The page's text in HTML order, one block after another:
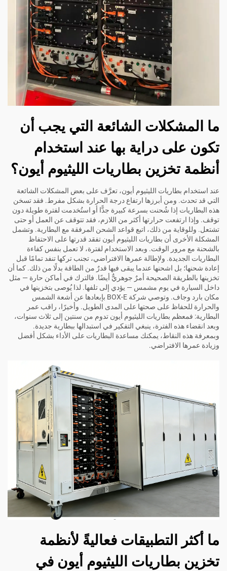
ما المشكلات الشائعة التي يجب أن
تكون على دراية بها عند استخدام
أنظمة تخزين بطاريات الليثيوم أيون؟
عند استخدام بطاريات الليثيوم أيون، تعرَّف على بعض المشكلات الشائعة
التي قد تحدث. ومن أبرزها ارتفاع درجة الحرارة بشكل مفرط. فقد تسخن
هذه البطاريات إذا شُحنت بسرعة كبيرة جدًّا أو استُخدمت لفترة طويلة دون
توقف. وإذا ارتفعت حرارتها أكثر من اللازم، فقد تتوقف عن العمل أو حتى
تشتعل. وللوقاية من ذلك، اتبع قواعد الشحن المرفقة مع البطارية. وتشمل
المشكلة الأخرى أن بطاريات الليثيوم أيون تفقد قدرتها على الاحتفاظ
بالشحنة مع مرور الوقت. وبعد الاستخدام لفترة، لا تعمل بنفس كفاءة
البطاريات الجديدة. ولإطالة عمرها الافتراضي، تجنب تركها تنفد تمامًا قبل
إعادة شحنها؛ بل اشحنها عندما يبقى فيها قدرٌ من الطاقة بدلًا من ذلك. كما أن
تخزينها بالطريقة الصحيحة أمرٌ جوهريٌّ أيضًا. فالترك في أماكن حارة — مثل
داخل السيارة في يوم مشمس — يؤدي إلى تلفها. لذا يُوصى بتخزينها في
مكان بارد وجاف. وتوصي شركة BOX-E بإبعادها عن أشعة الشمس
والحرارة للحفاظ على صحتها على المدى الطويل. وأخيرًا، راقب عمر
البطارية: فمعظم بطاريات الليثيوم أيون تدوم من سنتين إلى ثلاث سنوات،
وبعد انقضاء هذه الفترة، ينبغي التفكير في استبدالها ببطارية جديدة.
وبمعرفة هذه النقاط، يمكنك مساعدة البطاريات على الأداء بشكل أفضل
وزيادة عمرها الافتراضي.
ما أكثر التطبيقات فعاليةً لأنظمة
تخزين بطاريات الليثيوم أيون في